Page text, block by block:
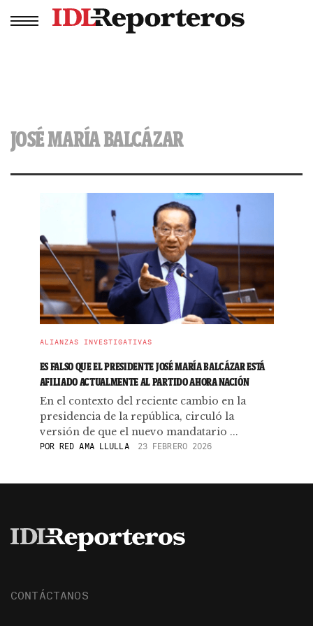
JOSÉ MARÍA BALCÁZAR
ALIANZAS INVESTIGATIVAS
ES FALSO QUE EL PRESIDENTE JOSÉ MARÍA BALCÁZAR ESTÁ
AFILIADO ACTUALMENTE AL PARTIDO AHORA NACIÓN
En el contexto del reciente cambio en la
presidencia de la república, circuló la
versión de que el nuevo mandatario ...
PORRED AMA LLULLA 23 FEBRERO 2026
CONTÁCTANOS